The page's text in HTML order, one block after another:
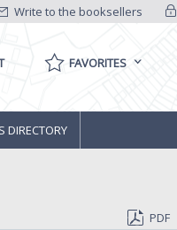
Write to the booksellers
FAVORITES
DIRECTORY
PDF